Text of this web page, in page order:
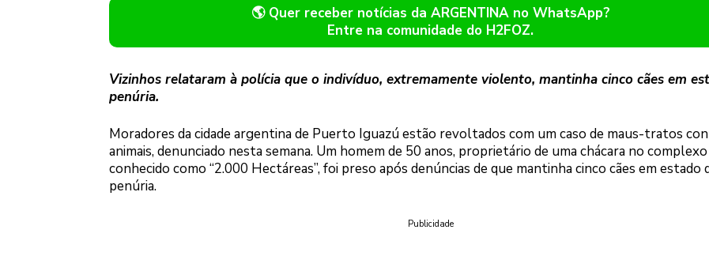
🌎 Quer receber notícias da ARGENTINA no WhatsApp?
Entre na comunidade do H2FOZ.
Vizinhos relataram à polícia que o indivíduo, extremamente violento, mantinha cinco cães em
penúria.
Moradores da cidade argentina de Puerto Iguazú estão revoltados com um caso de maus-tratos
animais, denunciado nesta semana. Um homem de 50 anos, proprietário de uma chácara no complexo
conhecido como “2.000 Hectáreas”, foi preso após denúncias de que mantinha cinco cães em estado
penúria.
Publicidade